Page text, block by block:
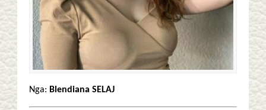
Nga: Blendiana SELAJ